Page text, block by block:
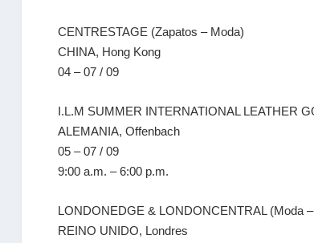
CENTRESTAGE (Zapatos – Moda)
CHINA, Hong Kong
04 – 07 / 09
I.L.M SUMMER INTERNATIONAL LEATHER
ALEMANIA, Offenbach
05 – 07 / 09
9:00 a.m. – 6:00 p.m.
LONDONEDGE & LONDONCENTRAL (Moda
REINO UNIDO, Londres